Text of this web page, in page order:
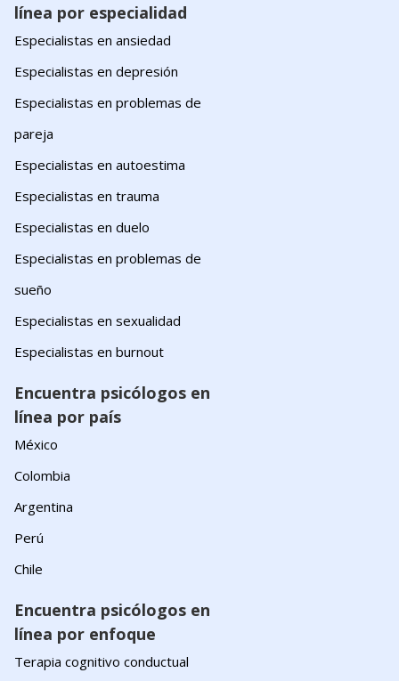
línea por especialidad
Especialistas en ansiedad
Especialistas en depresión
Especialistas en problemas de
pareja
Especialistas en autoestima
Especialistas en trauma
Especialistas en duelo
Especialistas en problemas de
sueño
Especialistas en sexualidad
Especialistas en burnout
Encuentra psicólogos en
línea por país
México
Colombia
Argentina
Perú
Chile
Encuentra psicólogos en
línea por enfoque
Terapia cognitivo conductual